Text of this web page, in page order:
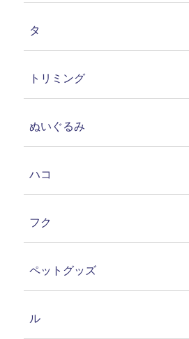
タ
トリミング
ぬいぐるみ
ハコ
フク
ペットグッズ
ル